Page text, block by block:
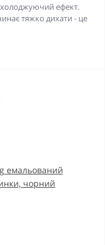
ефект.
тяжко дихати - це
емальований
чорний